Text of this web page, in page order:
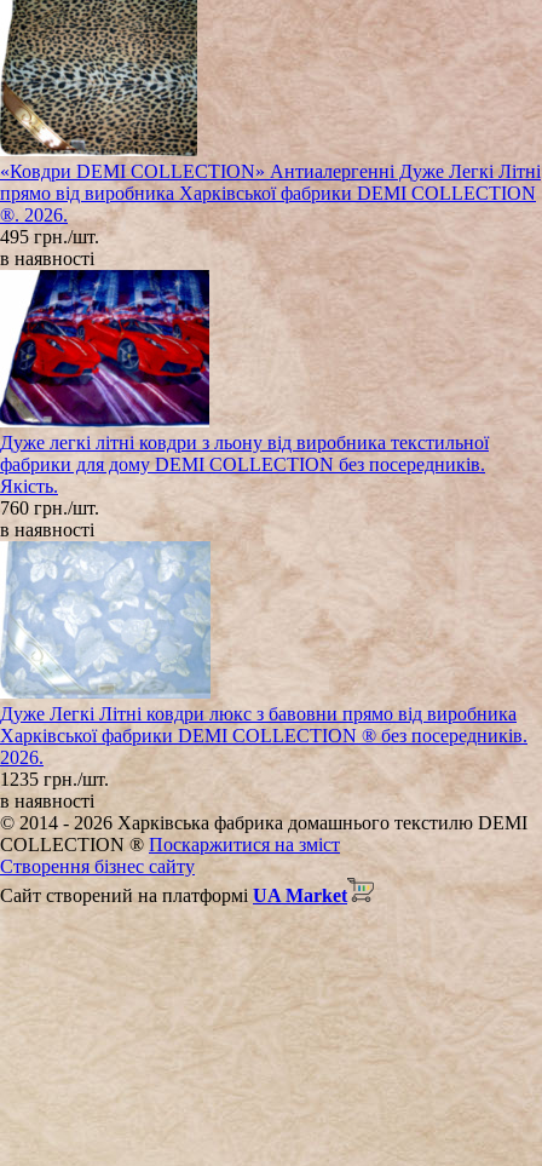
«Ковдри DEMI COLLECTION» Антиалергенні Дуже Легкі Літні
прямо від виробника Харківської фабрики DEMI COLLECTION
®. 2026.
495 грн./шт.
в наявності
Дуже легкі літні ковдри з льону від виробника текстильної
фабрики для дому DEMI COLLECTION без посередників.
Якість.
760 грн./шт.
в наявності
Дуже Легкі Літні ковдри люкс з бавовни прямо від виробника
Харківської фабрики DEMI COLLECTION ® без посередників.
2026.
1235 грн./шт.
в наявності
© 2014 - 2026 Харківська фабрика домашнього текстилю DEMI
COLLECTION ® Поскаржитися на зміст
Створення бізнес сайту
Сайт створений на платформі UA Market